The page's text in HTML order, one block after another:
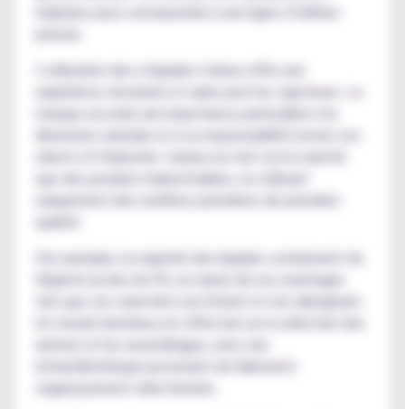
réalisées pour correspondre à une ligne d’édition
L'utilisation des e-liquides Curieux offre une
expérience sécurisée et saine pour les vapoteurs. La
marque accorde une importance particulière à la
que des produits irréprochables, en utilisant
uniquement des matières premières de première
Par exemple, la majorité des liquides contiennent du
Végétol au lieu du PG, en raison de ses avantages
tels que son caractère non irritant et non allergisant.
arômes et les assemblages, avec une
échantillothèque provenant de fabricants
soigneusement sélectionnés.